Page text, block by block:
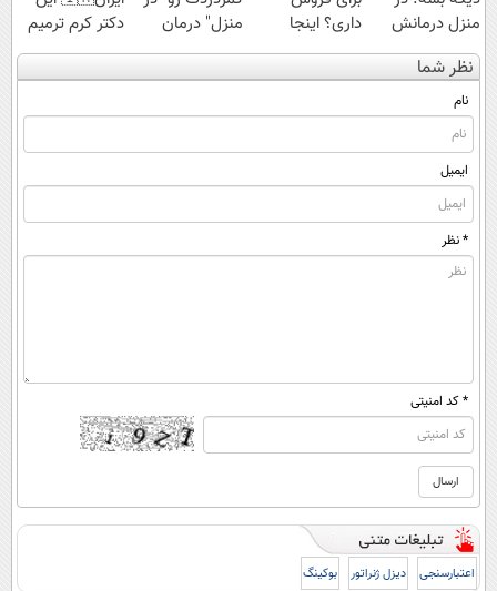
منزل درمانش
کن
(◀پرسش‌نامه)
داری؟ اینجا
سریع بفروشش
منزل" درمان
کنی؟ (◂فیلم +
◂پرسش‌نامه)
دکتر کرم ترمیم
کننده 23 روزه
ساخت!
نظر شما
نام
ایمیل
* نظر
* کد امنیتی
اعتبارسنجی دیزل ژنراتور بوکینگ